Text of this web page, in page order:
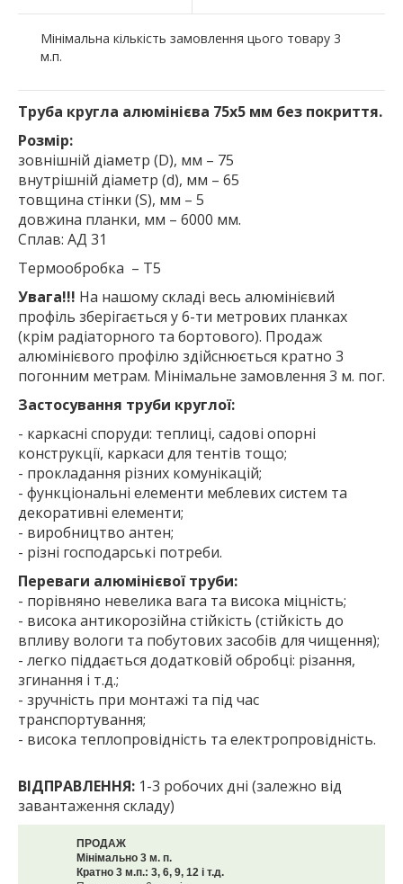
Мінімальна кількість замовлення цього товару 3
м.п.
Труба кругла алюмінієва 75х5 мм без покриття.
Розмір:
зовнішній діаметр (D), мм – 75
внутрішній діаметр (d), мм – 65
товщина стінки (S), мм – 5
довжина планки, мм – 6000 мм.
Сплав: АД 31
Термообробка – Т5
Увага!!! На нашому складі весь алюмінієвий
профіль зберігається у 6-ти метрових планках
(крім радіаторного та бортового). Продаж
алюмінієвого профілю здійснюється кратно 3
погонним метрам. Мінімальне замовлення 3 м. пог.
Застосування труби круглої:
- каркасні споруди: теплиці, садові опорні
конструкції, каркаси для тентів тощо;
- прокладання різних комунікацій;
- функціональні елементи меблевих систем та
декоративні елементи;
- виробництво антен;
- різні господарські потреби.
Переваги алюмінієвої труби:
- порівняно невелика вага та висока міцність;
- висока антикорозійна стійкість (стійкість до
впливу вологи та побутових засобів для чищення);
- легко піддається додатковій обробці: різання,
згинання і т.д.;
- зручність при монтажі та під час
транспортування;
- висока теплопровідність та електропровідність.
ВІДПРАВЛЕННЯ: 1-3 робочих дні (залежно від
завантаження складу)
ПРОДАЖ
Мінімально 3 м. п.
Кратно 3 м.п.: 3, 6, 9, 12 і т.д.